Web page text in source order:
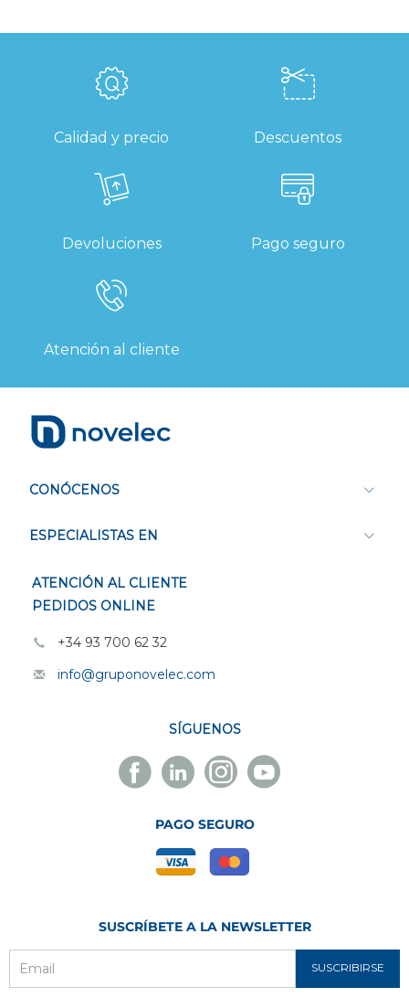
Calidad y precio Descuentos
Devoluciones Pago seguro
Atención al cliente
CONÓCENOS
ESPECIALISTAS EN
ATENCIÓN AL CLIENTE
PEDIDOS ONLINE
+34 93 700 62 32
info@gruponovelec.com
SÍGUENOS
Facebook
Novelec
Linkedin
Novelec
Instagram
Novelec
Youtube
Novelec
PAGO SEGURO
SUSCRÍBETE A LA NEWSLETTER
SUSCRIBIRSE